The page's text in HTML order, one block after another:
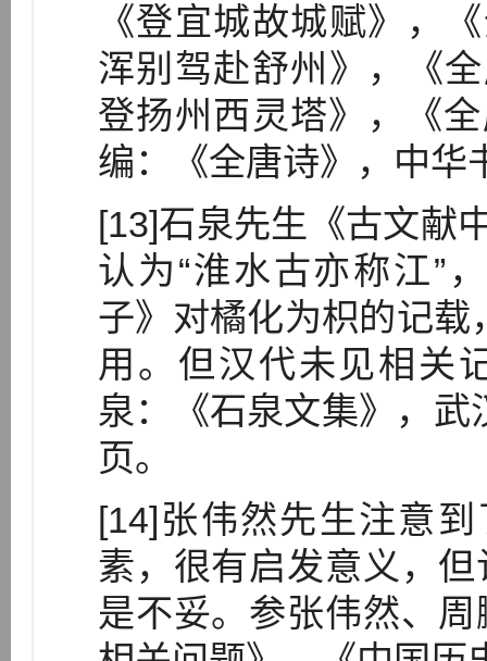
《登宜城故城赋》，
浑别驾赴舒州》，《
登扬州西灵塔》，《
编：《全唐诗》，中华
[13]石泉先生《古文献
认为“淮水古亦称江”
子》对橘化为枳的记载
用。但汉代未见相关
泉：《石泉文集》，
页。
[14]张伟然先生注意到
素，很有启发意义，
是不妥。参张伟然、